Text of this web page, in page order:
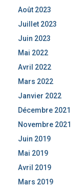
Août 2023
Juillet 2023
Juin 2023
Mai 2022
Avril 2022
Mars 2022
Janvier 2022
Décembre 2021
Novembre 2021
Juin 2019
Mai 2019
Avril 2019
Mars 2019